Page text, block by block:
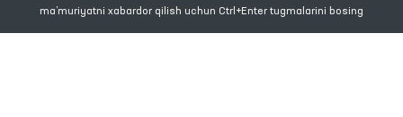
ma’muriyatni xabardor qilish uchun Ctrl+Enter tugmalarini bosing